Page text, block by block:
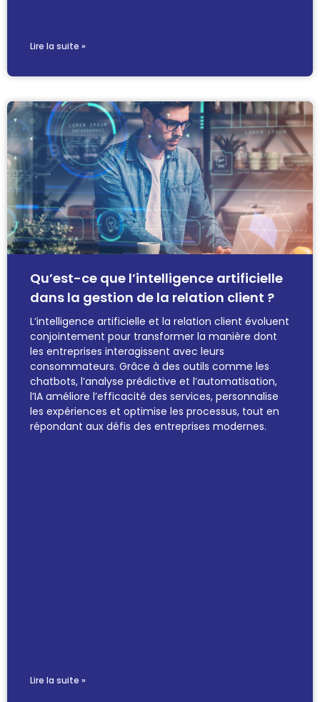
Lire la suite »
Qu’est-ce que l’intelligence artificielle
dans la gestion de la relation client ?
L’intelligence artificielle et la relation client évoluent
conjointement pour transformer la manière dont
les entreprises interagissent avec leurs
consommateurs. Grâce à des outils comme les
chatbots, l’analyse prédictive et l’automatisation,
l’IA améliore l’efficacité des services, personnalise
les expériences et optimise les processus, tout en
répondant aux défis des entreprises modernes.
Lire la suite »